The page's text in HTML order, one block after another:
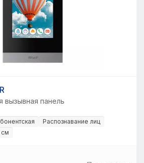
вызывная панель
Распознавание лиц
см